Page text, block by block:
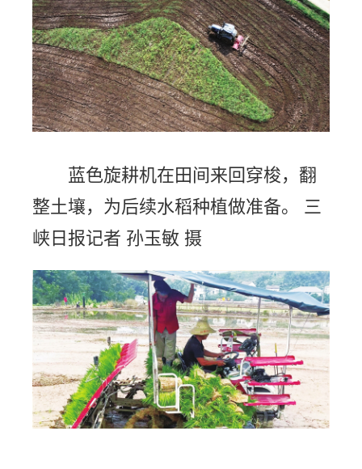
蓝色旋耕机在田间来回穿梭，翻
整土壤，为后续水稻种植做准备。 三
峡日报记者 孙玉敏 摄